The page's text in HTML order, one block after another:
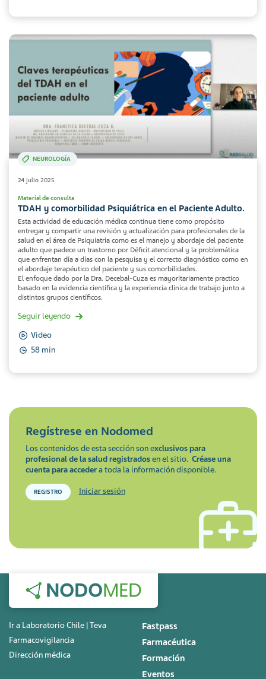
NEUROLOGÍA
24 julio 2025
Material de consulta
TDAH y comorbilidad Psiquiátrica en el Paciente Adulto.
Esta actividad de educación médica continua tiene como propósito
entregar y compartir una revisión y actualización para profesionales de la
salud en el área de Psiquiatría como es el manejo y abordaje del paciente
adulto que padece un trastorno por Déficit atencional y la problemática
que enfrentan día a días con la pesquisa y el correcto diagnóstico como en
el abordaje terapéutico del paciente y sus comorbilidades.
El enfoque dado por la Dra. Decebal-Cuza es mayoritariamente practico
basado en la evidencia científica y la experiencia clínica de trabajo junto a
distintos grupos científicos.
Seguir leyendo
Video
58 min
Regístrese en Nodomed
Los contenidos de esta sección son exclusivos para
profesional de la salud registradosen el sitio. Créase una
cuenta para accedera toda la información disponible.
REGISTRO Iniciar sesión
Ir a Laboratorio Chile | Teva
Farmacovigilancia
Dirección médica
Fastpass
Farmacéutica
Formación
Eventos